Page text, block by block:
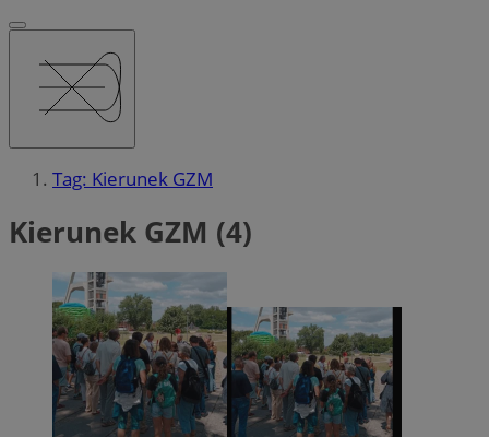
Tag: Kierunek GZM
Kierunek GZM (4)